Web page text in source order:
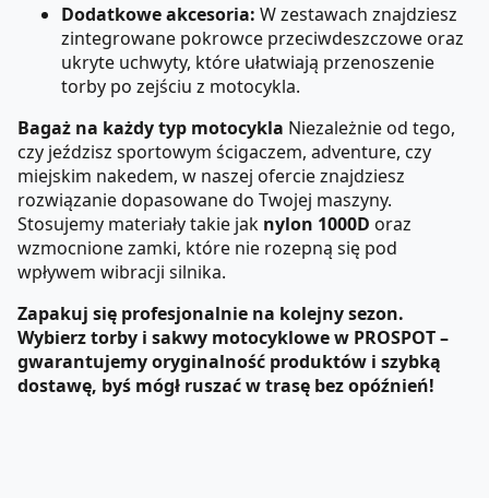
Dodatkowe akcesoria: W zestawach znajdziesz
zintegrowane pokrowce przeciwdeszczowe oraz
ukryte uchwyty, które ułatwiają przenoszenie
torby po zejściu z motocykla.
Bagaż na każdy typ motocykla Niezależnie od tego,
czy jeździsz sportowym ścigaczem, adventure, czy
miejskim nakedem, w naszej ofercie znajdziesz
rozwiązanie dopasowane do Twojej maszyny.
Stosujemy materiały takie jak nylon 1000D oraz
wzmocnione zamki, które nie rozepną się pod
wpływem wibracji silnika.
Zapakuj się profesjonalnie na kolejny sezon.
Wybierz torby i sakwy motocyklowe w PROSPOT –
gwarantujemy oryginalność produktów i szybką
dostawę, byś mógł ruszać w trasę bez opóźnień!